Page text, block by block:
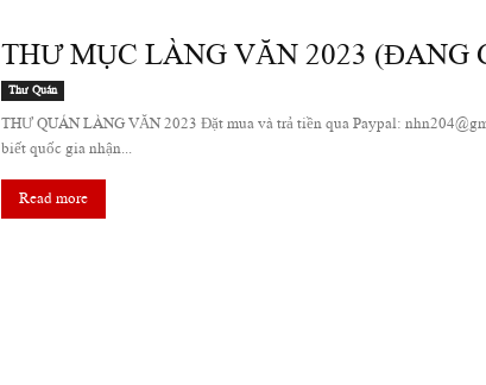
THƯ MỤC LÀNG VĂN 2023 (ĐANG
Thư Quán
THƯ QUÁN LÀNG VĂN 2023 Đặt mua và trả tiền qua Paypal:
biết quốc gia nhận...
Read more